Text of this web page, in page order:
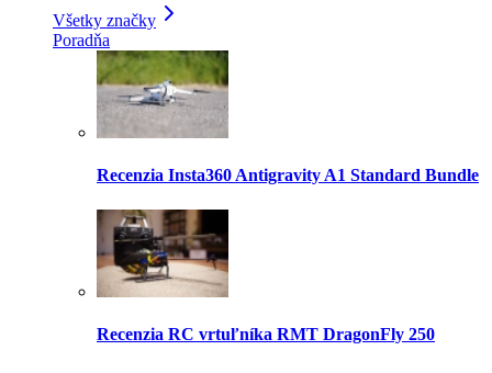
Všetky značky
Poradňa
Recenzia Insta360 Antigravity A1 Standard Bundle
Recenzia RC vrtuľníka RMT DragonFly 250